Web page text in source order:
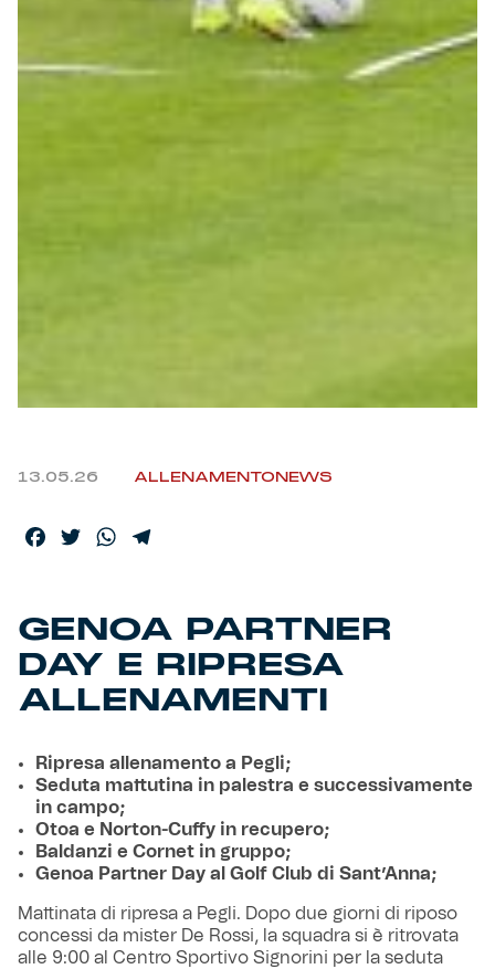
Gift Card Online Store
Fortissimo batte il mio cuor
13.05.26 ALLENAMENTONEWS
Facebook
TwitterWhatsApp
GENOA PARTNER
DAY E RIPRESA
ALLENAMENTI
Ripresa allenamento a Pegli;
Seduta mattutina in palestra e successivamente
in campo;
Otoa e Norton-Cuffy in recupero;
Baldanzi e Cornet in gruppo;
Genoa Partner Day al Golf Club di Sant’Anna;
Mattinata di ripresa a Pegli. Dopo due giorni di riposo
concessi da mister De Rossi, la squadra si è ritrovata
alle 9:00 al Centro Sportivo Signorini per la seduta